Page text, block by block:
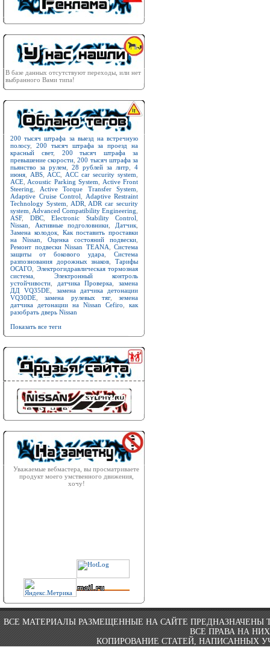
В базе данных отсутствуют переходы, или нет
выбранного Вами типа!
200 тысяч штрафа за выезд на встречную
полосу, 200 тысяч штрафа за проезд на
красный свет, 200 тысяч штрафа за
превышение скорости ,200 тысяч штрафа за
пьянство за рулем
28 рублей за литр
4
июня
ABS ACC ACC car security system
ACE Acoustic Parking System
Active Front
Steering
Active Torque Transfer System
Adaptive Cruise Control
Adaptive Restraint
Technology System
ADR
ADR car security
system Advanced Compatibility Engineering
ASF, DBC, Electronic Stability Control
Nissan
Активные подголовники Датчик
Замена колодок, Как поставить проставки
на Nissan
Оценка состояний подвески
Ремонт подвески Nissan TEANA
Система
защиты от бокового удара
Система
разпознования дорожных знаков ,Тарифы
ОСАГО
Электрогидравлическая тормозная
система
Электронный контроль
устойчивости
датчика Проверка ,замена
ДД VQ35DE
замена датчика детонации
VQ30DE ,замена рулевых тяг, земена
датчика детонации на Nissan Cefiro
как
разобрать дверь Nissan
Показать все теги
Уважаемые вебмастера, вы просматриваете
продукт моего умственного движения,
хочу!
ВСЕ МАТЕРИАЛЫ РАЗМЕЩЕННЫЕ НА САЙТЕ ПРЕДНАЗНАЧЕНЫ
ВСЕ ПРАВА НА
КОПИРОВАНИЕ СТАТЕЙ, НАПИСАННЫХ